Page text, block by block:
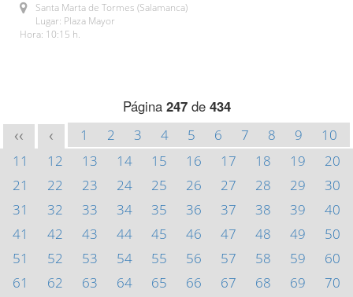
Santa Marta de Tormes (Salamanca)
Lugar: Plaza Mayor
Hora: 10:15 h.
Página 247de 434
<< < 1 2 3 4 5 6 7 8 9
10
11
12 13 14 15 16 17 18 19
20
21
22 23 24 25 26 27 28 29
30
31
32 33 34 35 36 37 38 39
40
41
42 43 44 45 46 47 48 49
50
51
52 53 54 55 56 57 58 59
60
61
62 63 64 65 66 67 68 69
70